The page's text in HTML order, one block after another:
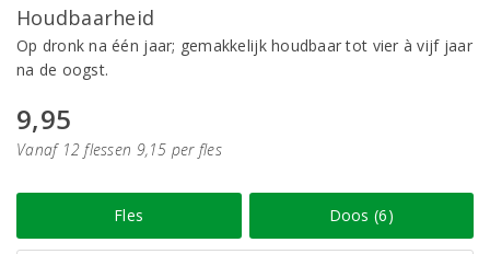
Houdbaarheid
Op dronk na één jaar; gemakkelijk houdbaar tot vier à vijf jaar
na de oogst.
9,95
Vanaf 12 flessen 9,15 per fles
Fles Doos (6)